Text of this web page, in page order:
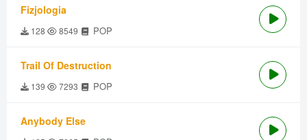
Fizjologia
128 8549 POP
Trail Of Destruction
139 7293 POP
Anybody Else